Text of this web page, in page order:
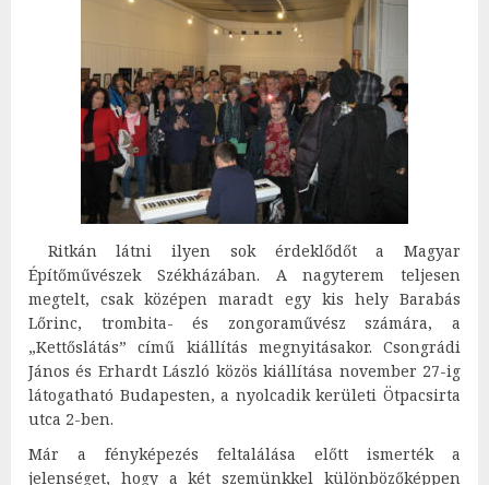
Ritkán látni ilyen sok érdeklődőt a Magyar
Építőművészek Székházában. A nagyterem teljesen
megtelt, csak középen maradt egy kis hely Barabás
Lőrinc, trombita- és zongoraművész számára, a
„Kettőslátás” című kiállítás megnyitásakor. Csongrádi
János és Erhardt László közös kiállítása november 27-ig
látogatható Budapesten, a nyolcadik kerületi Ötpacsirta
utca 2-ben.
Már a fényképezés feltalálása előtt ismerték a
jelenséget, hogy a két szemünkkel különbözőképpen